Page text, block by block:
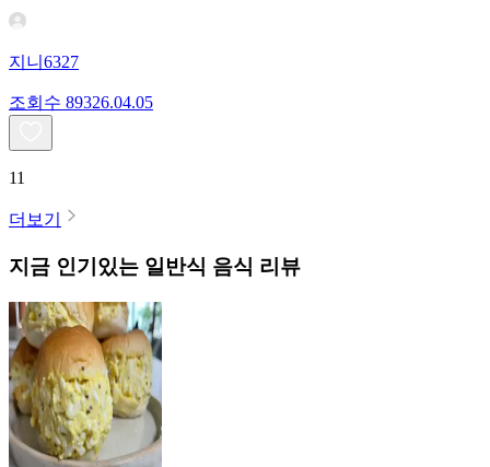
지니6327
조회수 89326.04.05
11
더보기
지금 인기있는 일반식 음식 리뷰